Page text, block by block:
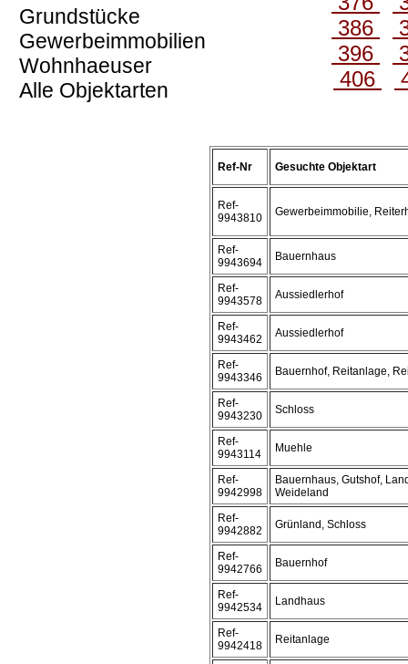
Grundstücke
Gewerbeimmobilien
Wohnhaeuser
Alle Objektarten
386
396
406
Ref-Nr Gesuchte Objektart
Ref-
9943810
Gewerbeimmobilie,
Ref-
9943694
Bauernhaus
Ref-
9943578
Aussiedlerhof
Ref-
9943462
Aussiedlerhof
Ref-
9943346
Bauernhof, Reitanlage,
Ref-
9943230
Schloss
Ref-
9943114
Muehle
Ref-
9942998
Bauernhaus, Gutshof,
Weideland
Ref-
9942882
Grünland, Schloss
Ref-
9942766
Bauernhof
Ref-
9942534
Landhaus
Ref-
9942418
Reitanlage